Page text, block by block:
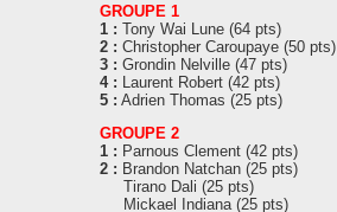
GROUPE 1
1 : Tony Wai Lune (64 pts)
2 : Christopher Caroupaye (50 pts)
3 : Grondin Nelville (47 pts)
4 : Laurent Robert (42 pts)
5 : Adrien Thomas (25 pts)
GROUPE 2
1 : Parnous Clement (42 pts)
2 : Brandon Natchan (25 pts)
Tirano Dali (25 pts)
Mickael Indiana (25 pts)